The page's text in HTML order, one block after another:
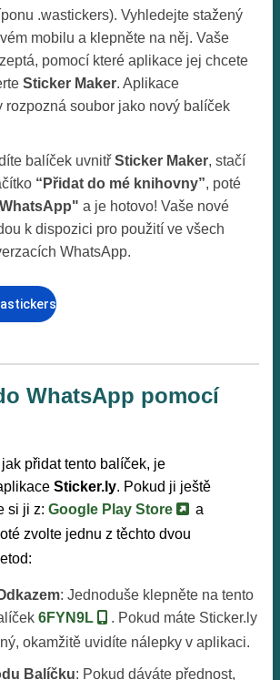
.wastickers). Vyhledejte stažený
mobilu a klepněte na něj. Vaše
pomocí které aplikace jej chcete
Sticker Maker. Aplikace
rozpozná soubor jako nový balíček
balíček uvnitř Sticker Maker, stačí
“Přidat do mé knihovny”, poté
a je hotovo! Vaše nové
k dispozici pro použití ve všech
WhatsApp.
WhatsApp pomocí
přidat tento balíček, je
Sticker.ly. Pokud ji ještě
si ji z: Google Play Store
a
zvolte jednu z těchto dvou
: Jednoduše klepněte na tento
6FYN9L
. Pokud máte Sticker.ly
okamžitě uvidíte nálepky v aplikaci.
Balíčku: Pokud dáváte přednost,